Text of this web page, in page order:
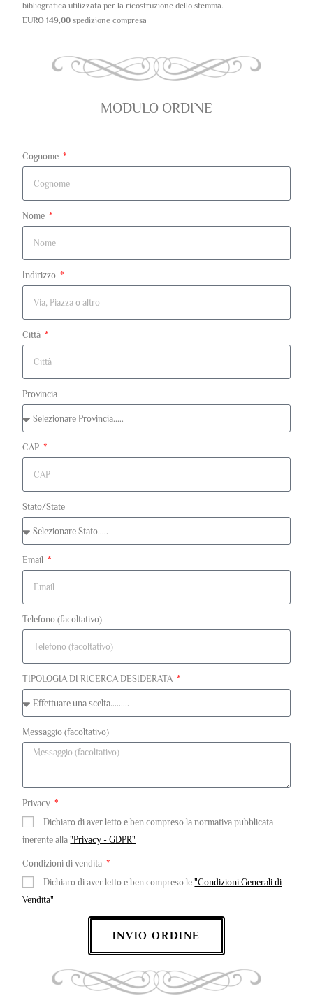
bibliografica utilizzata per la ricostruzione dello stemma.
EURO 149,00 spedizione compresa
MODULO ORDINE
Cognome
Nome
Indirizzo
Città
Provincia
CAP
Stato/State
Email
Telefono (facoltativo)
TIPOLOGIA DI RICERCA DESIDERATA
Messaggio (facoltativo)
Privacy
Dichiaro di aver letto e ben compreso la normativa pubblicata
inerente alla"Privacy - GDPR"
Condizioni di vendita
Dichiaro di aver letto e ben compreso le"Condizioni Generali di
Vendita"
INVIO ORDINE